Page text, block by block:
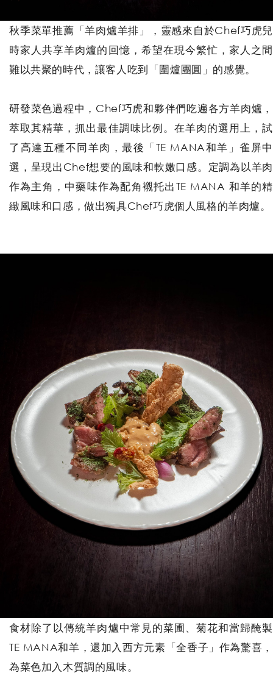
秋季菜單推薦「羊肉爐羊排」，靈感來自於Chef巧虎兒
時家人共享羊肉爐的回憶，希望在現今繁忙，家人之間
難以共聚的時代，讓客人吃到「圍爐團圓」的感覺。
研發菜色過程中，Chef巧虎和夥伴們吃遍各方羊肉爐，
萃取其精華，抓出最佳調味比例。在羊肉的選用上，試
了高達五種不同羊肉，最後「TE MANA和羊」雀屏中
選，呈現出Chef想要的風味和軟嫩口感。定調為以羊肉
作為主角，中藥味作為配角襯托出TE MANA 和羊的精
緻風味和口感，做出獨具Chef巧虎個人風格的羊肉爐。
食材除了以傳統羊肉爐中常見的菜圃、菊花和當歸醃製
TE MANA和羊，還加入西方元素「全香子」作為驚喜，
為菜色加入木質調的風味。